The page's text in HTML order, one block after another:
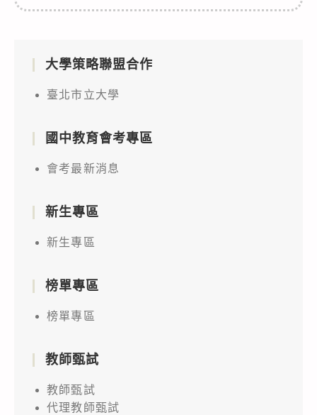
大學策略聯盟合作
臺北市立大學
國中教育會考專區
會考最新消息
新生專區
新生專區
榜單專區
榜單專區
教師甄試
教師甄試
代理教師甄試